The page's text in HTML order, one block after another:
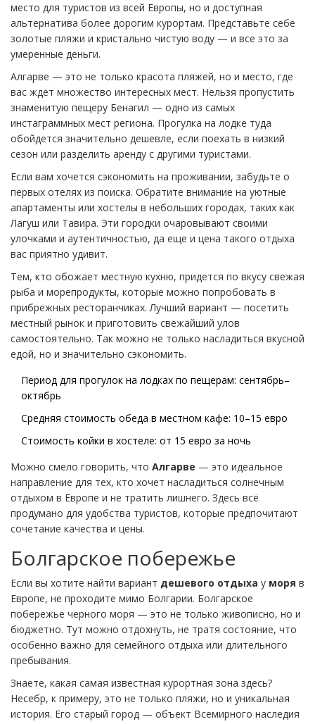
место для туристов из всей Европы, но и доступная
альтернатива более дорогим курортам. Представьте себе
золотые пляжи и кристально чистую воду — и все это за
умеренные деньги.
Алгарве — это не только красота пляжей, но и место, где
вас ждет множество интересных мест. Нельзя пропустить
знаменитую пещеру Бенагил — одно из самых
инстаграммных мест региона. Прогулка на лодке туда
обойдется значительно дешевле, если поехать в низкий
сезон или разделить аренду с другими туристами.
Если вам хочется сэкономить на проживании, забудьте о
первых отелях из поиска. Обратите внимание на уютные
апартаменты или хостелы в небольших городах, таких как
Лагуш или Тавира. Эти городки очаровывают своими
улочками и аутентичностью, да еще и цена такого отдыха
вас приятно удивит.
Тем, кто обожает местную кухню, придется по вкусу свежая
рыба и морепродукты, которые можно попробовать в
прибрежных ресторанчиках. Лучший вариант — посетить
местный рынок и приготовить свежайший улов
самостоятельно. Так можно не только насладиться вкусной
едой, но и значительно сэкономить.
Период для прогулок на лодках по пещерам: сентябрь–
октябрь
Средняя стоимость обеда в местном кафе: 10–15 евро
Стоимость койки в хостеле: от 15 евро за ночь
Можно смело говорить, что Алгарве — это идеальное
направление для тех, кто хочет насладиться солнечным
отдыхом в Европе и не тратить лишнего. Здесь всё
продумано для удобства туристов, которые предпочитают
сочетание качества и цены.
Болгарское побережье
Если вы хотите найти вариант дешевого отдыха у моря в
Европе, не проходите мимо Болгарии. Болгарское
побережье черного моря — это не только живописно, но и
бюджетно. Тут можно отдохнуть, не тратя состояние, что
особенно важно для семейного отдыха или длительного
пребывания.
Знаете, какая самая известная курортная зона здесь?
Несебр, к примеру, это не только пляжи, но и уникальная
история. Его старый город — объект Всемирного наследия